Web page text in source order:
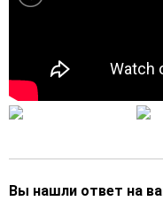
Вы нашли ответ на